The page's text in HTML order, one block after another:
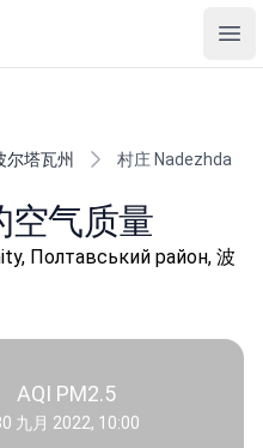
尔塔瓦州 村庄 Nadezhda
空气质量
Полтавський район, 波
AQI PM2.5
九月 2022, 10:00